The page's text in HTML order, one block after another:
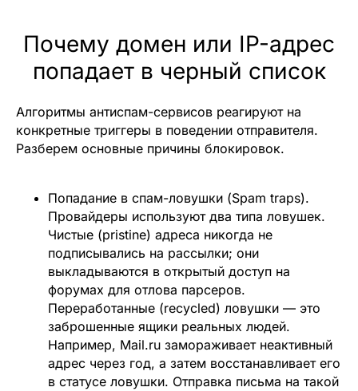
Почему домен или IP-адрес
попадает в черный список
Алгоритмы антиспам-сервисов реагируют на
конкретные триггеры в поведении отправителя.
Разберем основные причины блокировок.
Попадание в спам-ловушки (Spam traps).
Провайдеры используют два типа ловушек.
Чистые (pristine) адреса никогда не
подписывались на рассылки; они
выкладываются в открытый доступ на
форумах для отлова парсеров.
Переработанные (recycled) ловушки — это
заброшенные ящики реальных людей.
Например, Mail.ru замораживает неактивный
адрес через год, а затем восстанавливает его
в статусе ловушки. Отправка письма на такой